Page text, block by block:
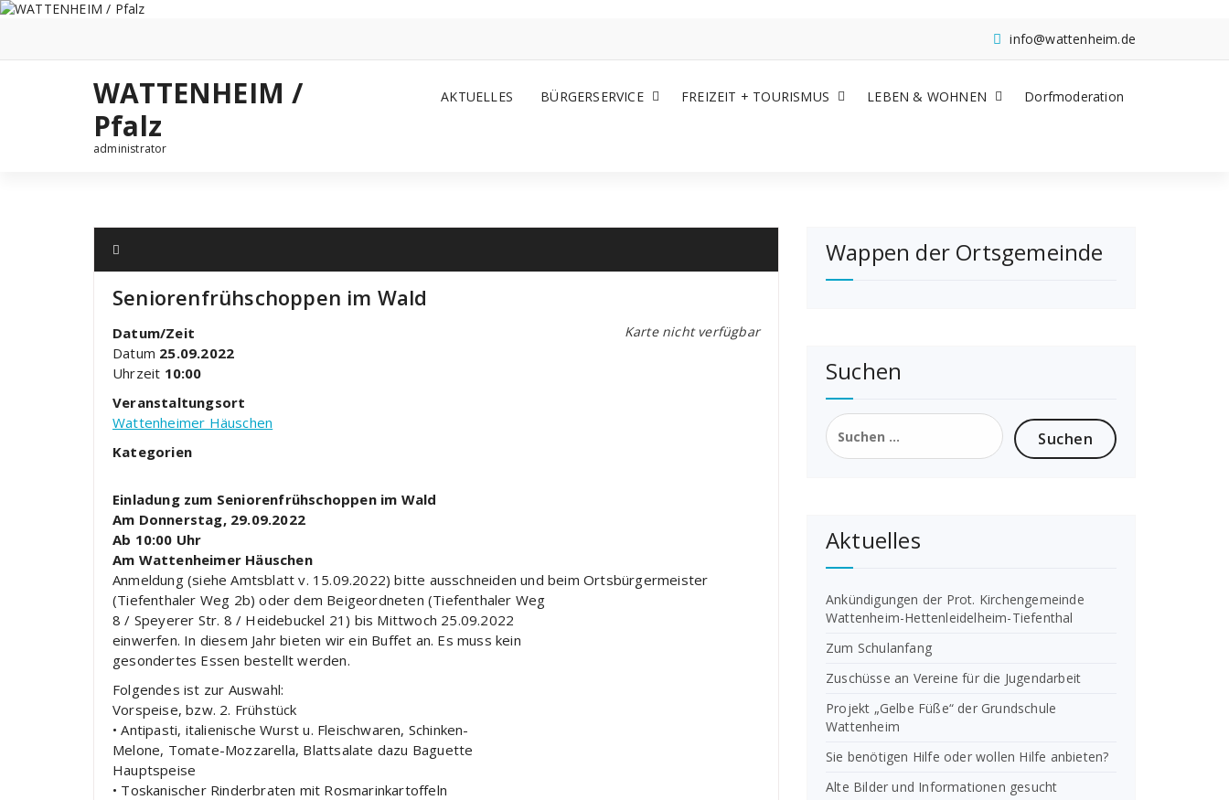
Zum
info@wattenheim.de
WATTENHEIM /
Pfalz
administrator
AKTUELLES BÜRGERSERVICE FREIZEIT + TOURISMUS LEBEN & WOHNEN Dorfmoderation
Seniorenfrühschoppen im Wald
Karte nicht verfügbar
Datum/Zeit
Datum 25.09.2022
Uhrzeit 10:00
Veranstaltungsort
Wattenheimer Häuschen
Kategorien
Einladung zum Seniorenfrühschoppen im Wald
Am Donnerstag, 29.09.2022
Ab 10:00 Uhr
Am Wattenheimer Häuschen
Anmeldung (siehe Amtsblatt v. 15.09.2022) bitte ausschneiden und beim Ortsbürgermeister
(Tiefenthaler Weg 2b) oder dem Beigeordneten (Tiefenthaler Weg
8 / Speyerer Str. 8 / Heidebuckel 21) bis Mittwoch 25.09.2022
einwerfen. In diesem Jahr bieten wir ein Buffet an. Es muss kein
gesondertes Essen bestellt werden.
Folgendes ist zur Auswahl:
Vorspeise, bzw. 2. Frühstück
• Antipasti, italienische Wurst u. Fleischwaren, Schinken-
Melone, Tomate-Mozzarella, Blattsalate dazu Baguette
Hauptspeise
• Toskanischer Rinderbraten mit Rosmarinkartoffeln
Wappen der Ortsgemeinde
Suchen
Suchen
nach:
Aktuelles
Ankündigungen der Prot. Kirchengemeinde
Wattenheim-Hettenleidelheim-Tiefenthal
Zum Schulanfang
Zuschüsse an Vereine für die Jugendarbeit
Projekt „Gelbe Füße“ der Grundschule
Wattenheim
Sie benötigen Hilfe oder wollen Hilfe anbieten?
Alte Bilder und Informationen gesucht